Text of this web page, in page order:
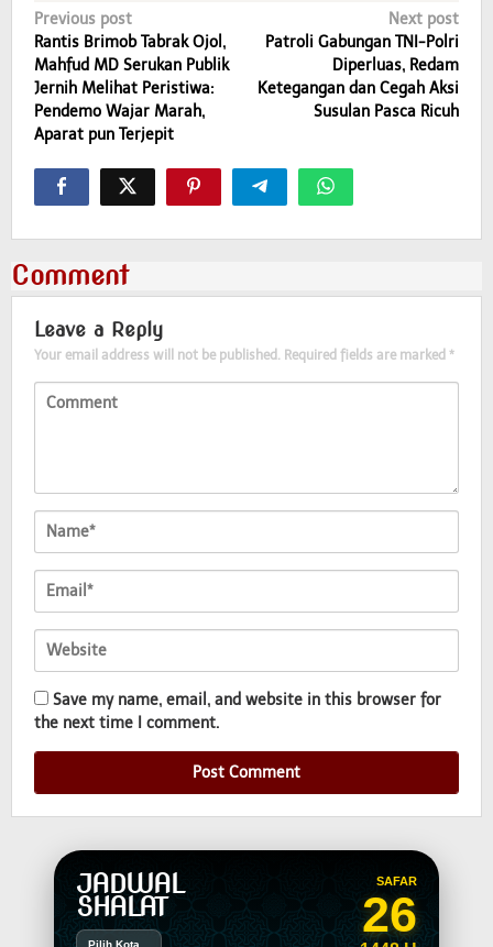
Post
navigation
Previous post
Rantis Brimob Tabrak Ojol,
Mahfud MD Serukan Publik
Jernih Melihat Peristiwa:
Pendemo Wajar Marah,
Aparat pun Terjepit
Next post
Patroli Gabungan TNI-Polri
Diperluas, Redam
Ketegangan dan Cegah Aksi
Susulan Pasca Ricuh
Comment
Leave a Reply
Your email address will not be published. Required fields are marked *
Save my name, email, and website in this browser for
the next time I comment.
JADWAL
SHALAT
Pilih Kota...
SAFAR
26